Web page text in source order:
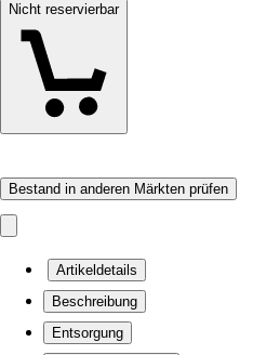
Nicht reservierbar
Bestand in anderen Märkten prüfen
Artikeldetails
Beschreibung
Entsorgung